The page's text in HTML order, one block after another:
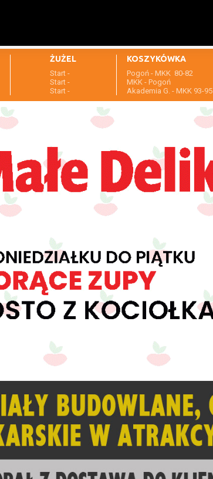
ŻUŻEL
Start -
Start -
Start -
KOSZYKÓWKA
Pogoń - MKK 80-82
MKK - Pogoń
Akademia G. - MKK 93-95